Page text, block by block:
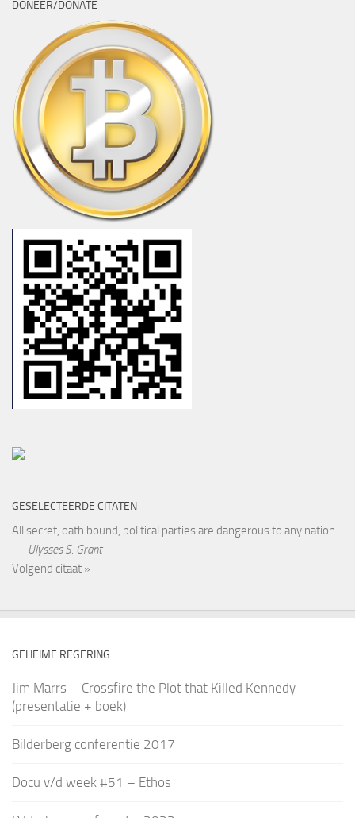
DONEER/DONATE
GESELECTEERDE CITATEN
All secret, oath bound, political parties are dangerous to any nation.
— Ulysses S. Grant
Volgend citaat »
GEHEIME REGERING
Jim Marrs – Crossfire the Plot that Killed Kennedy
(presentatie + boek)
Bilderberg conferentie 2017
Docu v/d week #51 – Ethos